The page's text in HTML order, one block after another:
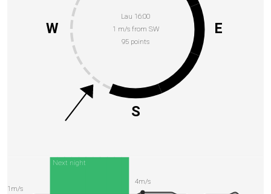
Lau 16:00
1 m/s from SW
95 points
E
S
W
Next night
4m/s
1m/s